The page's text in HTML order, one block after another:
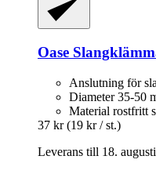
Oase
Anslutning för
Diameter 35-50
Material rostfritt
37 kr (19 kr / st.)
Leverans till 18. augusti